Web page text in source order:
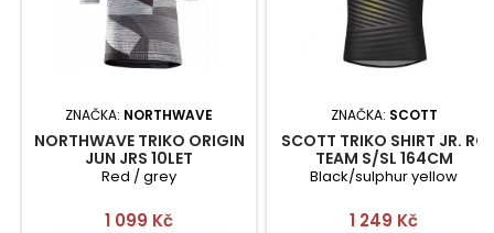
ZNAČKA: NORTHWAVE
NORTHWAVE TRIKO ORIGIN
JUN JRS 10LET
Red / grey
Cena
1 099 Kč
ZNAČKA: SCOTT
SCOTT TRIKO SHIRT JR. RC
TEAM S/SL 164CM
Black/sulphur yellow
Cena
1 249 Kč